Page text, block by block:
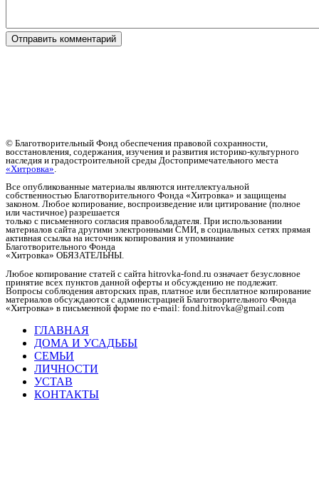
Отправить комментарий
© Благотворительный Фонд обеспечения правовой сохранности,
восстановления, содержания, изучения и развития историко-культурного
наследия и градостроительной среды Достопримечательного места
«Хитровка».
Все опубликованные материалы являются интеллектуальной
собственностью Благотворительного Фонда «Хитровка» и защищены
законом. Любое копирование, воспроизведение или цитирование (полное
или частичное) разрешается
только с письменного согласия правообладателя. При использовании
материалов сайта другими электронными СМИ, в социальных сетях прямая
активная ссылка на источник копирования и упоминание
Благотворительного Фонда
«Хитровка» ОБЯЗАТЕЛЬНЫ.
Любое копирование статей c сайта hitrovka-fond.ru означает безусловное
принятие всех пунктов данной оферты и обсуждению не подлежит.
Вопросы соблюдения авторских прав, платное или бесплатное копирование
материалов обсуждаются с администрацией Благотворительного Фонда
«Хитровка» в письменной форме по e-mail: fond.hitrovka@gmail.com
ГЛАВНАЯ
ДОМА И УСАДЬБЫ
СЕМЬИ
ЛИЧНОСТИ
УСТАВ
КОНТАКТЫ